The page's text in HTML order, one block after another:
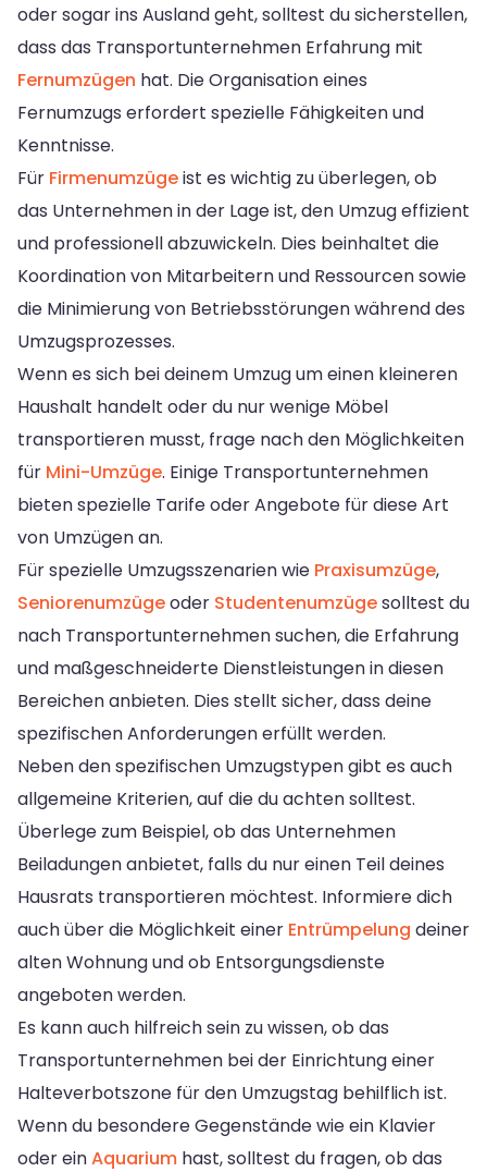
oder sogar ins Ausland geht, solltest du sicherstellen,
dass das Transportunternehmen Erfahrung mit
Fernumzügen hat. Die Organisation eines
Fernumzugs erfordert spezielle Fähigkeiten und
Kenntnisse.
Für Firmenumzügeist es wichtig zu überlegen, ob
das Unternehmen in der Lage ist, den Umzug effizient
und professionell abzuwickeln. Dies beinhaltet die
Koordination von Mitarbeitern und Ressourcen sowie
die Minimierung von Betriebsstörungen während des
Umzugsprozesses.
Wenn es sich bei deinem Umzug um einen kleineren
Haushalt handelt oder du nur wenige Möbel
transportieren musst, frage nach den Möglichkeiten
für Mini-Umzüge. Einige Transportunternehmen
bieten spezielle Tarife oder Angebote für diese Art
von Umzügen an.
Für spezielle Umzugsszenarien wie Praxisumzüge,
Seniorenumzügeoder Studentenumzügesolltest du
nach Transportunternehmen suchen, die Erfahrung
und maßgeschneiderte Dienstleistungen in diesen
Bereichen anbieten. Dies stellt sicher, dass deine
spezifischen Anforderungen erfüllt werden.
Neben den spezifischen Umzugstypen gibt es auch
allgemeine Kriterien, auf die du achten solltest.
Überlege zum Beispiel, ob das Unternehmen
Beiladungen anbietet, falls du nur einen Teil deines
Hausrats transportieren möchtest. Informiere dich
auch über die Möglichkeit einer Entrümpelung deiner
alten Wohnung und ob Entsorgungsdienste
angeboten werden.
Es kann auch hilfreich sein zu wissen, ob das
Transportunternehmen bei der Einrichtung einer
Halteverbotszone für den Umzugstag behilflich ist.
Wenn du besondere Gegenstände wie ein Klavier
oder einAquarium hast, solltest du fragen, ob das